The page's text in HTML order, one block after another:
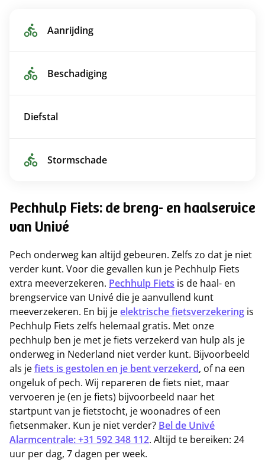
Aanrijding
Beschadiging
Diefstal
Stormschade
Pechhulp Fiets: de breng- en haalservice
van Univé
Pech onderweg kan altijd gebeuren. Zelfs zo dat je niet
verder kunt. Voor die gevallen kun je Pechhulp Fiets
extra meeverzekeren. Pechhulp Fiets is de haal- en
brengservice van Univé die je aanvullend kunt
meeverzekeren. En bij jeelektrische fietsverzekering is
Pechhulp Fiets zelfs helemaal gratis. Met onze
pechhulp ben je met je fiets verzekerd van hulp als je
onderweg in Nederland niet verder kunt. Bijvoorbeeld
als jefiets is gestolen en je bent verzekerd, of na een
ongeluk of pech. Wij repareren de fiets niet, maar
vervoeren je (en je fiets) bijvoorbeeld naar het
startpunt van je fietstocht, je woonadres of een
fietsenmaker. Kun je niet verder? Bel de Univé
Alarmcentrale: +31 592 348 112. Altijd te bereiken: 24
uur per dag, 7 dagen per week.